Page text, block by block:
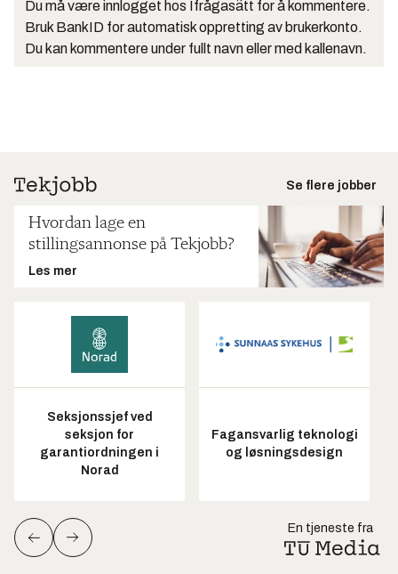
Du må være innlogget hos Ifrågasätt for å kommentere.
Bruk BankID for automatisk oppretting av brukerkonto.
Du kan kommentere under fullt navn eller med kallenavn.
Se flere jobber
Hvordan lage en
stillingsannonse på Tekjobb?
Les mer
Seksjonssjef ved
seksjon for
garantiordningen i
Norad
Fagansvarlig teknologi
og løsningsdesign
En tjeneste fra